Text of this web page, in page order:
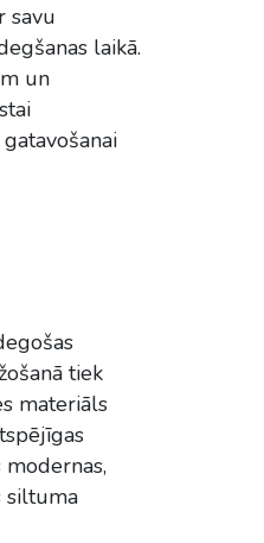
savu
laikā.
un
tiek
materiāls
modernas,
siltuma